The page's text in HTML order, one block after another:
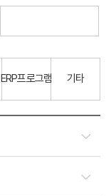
ERP프로그램 기타